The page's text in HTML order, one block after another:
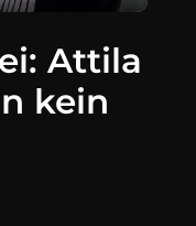
Attila
kein